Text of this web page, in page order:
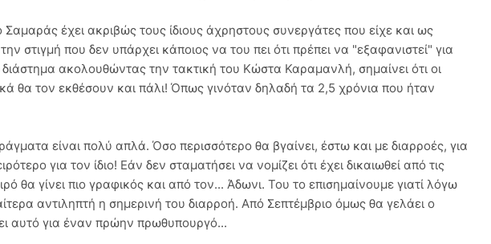
Σαμαράς έχει ακριβώς τους ίδιους άχρηστους συνεργάτες που είχε και ως
στιγμή που δεν υπάρχει κάποιος να του πει ότι πρέπει να "εξαφανιστεί" για
ακολουθώντας την τακτική του Κώστα Καραμανλή, σημαίνει ότι οι
θα τον εκθέσουν και πάλι! Όπως γινόταν δηλαδή τα 2,5 χρόνια που ήταν
είναι πολύ απλά. Όσο περισσότερο θα βγαίνει, έστω και με διαρροές, για
για τον ίδιο! Εάν δεν σταματήσει να νομίζει ότι έχει δικαιωθεί από τις
θα γίνει πιο γραφικός και από τον... Άδωνι. Του το επισημαίνουμε γιατί λόγω
αντιληπτή η σημερινή του διαρροή. Από Σεπτέμβριο όμως θα γελάει ο
αυτό για έναν πρώην πρωθυπουργό...